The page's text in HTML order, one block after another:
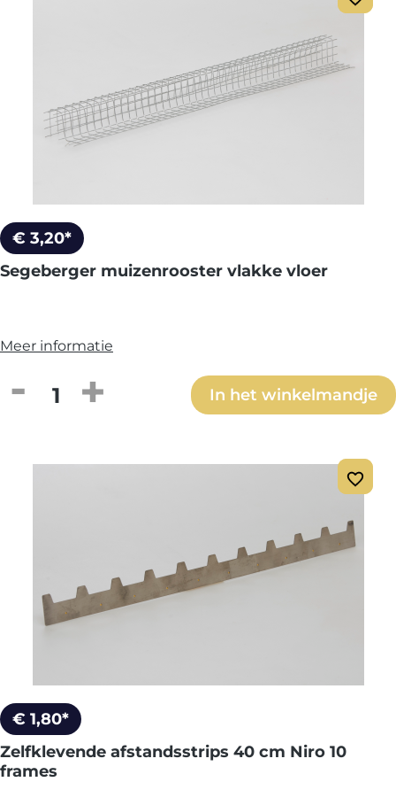
€ 3,20*
Segeberger muizenrooster vlakke vloer
Meer informatie
Producthoeveelheid: Voer deIn het winkelmandje
€ 1,80*
Zelfklevende afstandsstrips 40 cm Niro 10
frames